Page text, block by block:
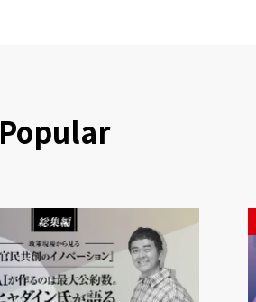
Popular